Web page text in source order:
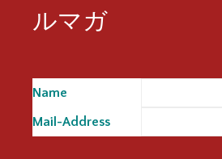
ルマガ
Name
Mail-Address